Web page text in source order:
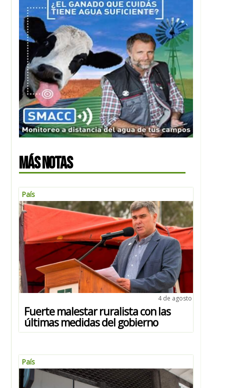
MÁS NOTAS
País
4 de agosto
Fuerte malestar ruralista con las
últimas medidas del gobierno
País